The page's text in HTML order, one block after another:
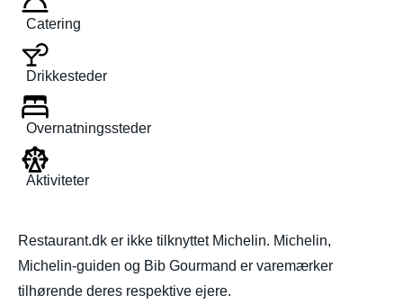
Catering
Drikkesteder
Overnatningssteder
Aktiviteter
Restaurant.dk er ikke tilknyttet Michelin. Michelin,
Michelin-guiden og Bib Gourmand er varemærker
tilhørende deres respektive ejere.